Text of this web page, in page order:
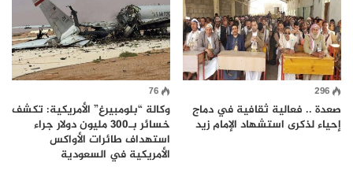
296
صعدة .. فعالية ثقافية في دماج
إحياء لذكرى استشهاد الإمام زيد
76
وكالة “بلومبيرغ” الأمريكية: تكشف
خسائر بـ300 مليون دولار جراء
استهداف طائرات الأواكس
الأمريكية في السعودية